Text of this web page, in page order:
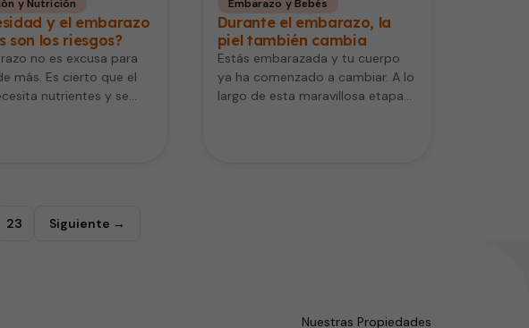
y Nutrición
y el embarazo
son los riesgos?
no es excusa para
más. Es cierto que el
nutrientes y se
Embarazo y Bebés
Durante el embarazo, la
piel también cambia
Estás embarazada y tu cuerpo
ya ha comenzado a cambiar. A lo
largo de esta maravillosa etapa
23 Siguiente →
Nuestras Propiedades